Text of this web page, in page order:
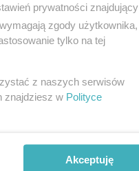
prywatności znajdujący
zgody użytkownika,
tylko na tej
z naszych serwisów
znajdziesz w Polityce
Akceptuję